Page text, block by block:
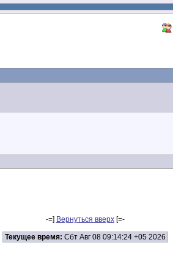
-=] Вернуться вверх[=-
Текущее время: Сбт Авг 08 09:14:24 +05 2026